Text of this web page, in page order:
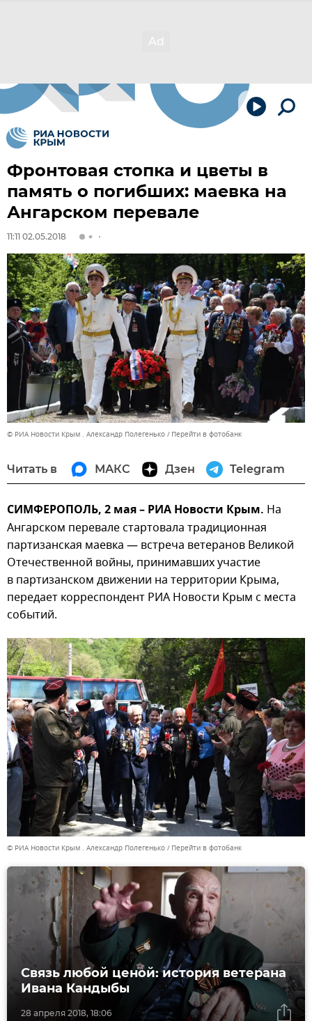
Фронтовая стопка и цветы в
память о погибших: маевка на
Ангарском перевале
11:11 02.05.2018
© РИА Новости Крым . Александр Полегенько Перейти в фотобанк
Читать в МАКС Дзен Telegram
СИМФЕРОПОЛЬ, 2 мая – РИА Новости Крым. На
Ангарском перевале стартовала традиционная
партизанская маевка — встреча ветеранов Великой
Отечественной войны, принимавших участие
в партизанском движении на территории Крыма,
передает корреспондент РИА Новости Крым с места
событий.
© РИА Новости Крым . Александр Полегенько Перейти в фотобанк
28 апреля 2018, 18:06
Связь любой ценой: история ветерана
Ивана Кандыбы